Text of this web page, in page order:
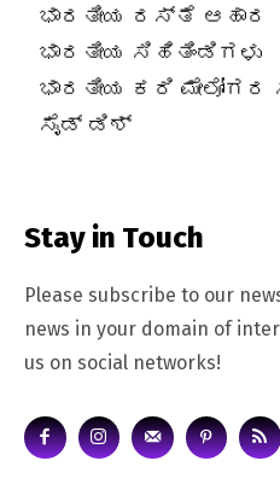
ಭಾರತೀಯ ರಸ್ತೆ ಆಹಾರ
ಭಾರತೀಯ ಸಿಹಿತಿಂಡಿಗಳು
ಭಾರತೀಯ ಕರಿ
ಸೈಡ್ ಡಿಶ್
Stay in Touch
Please subscribe to our
news in your domain of
us on social networks!